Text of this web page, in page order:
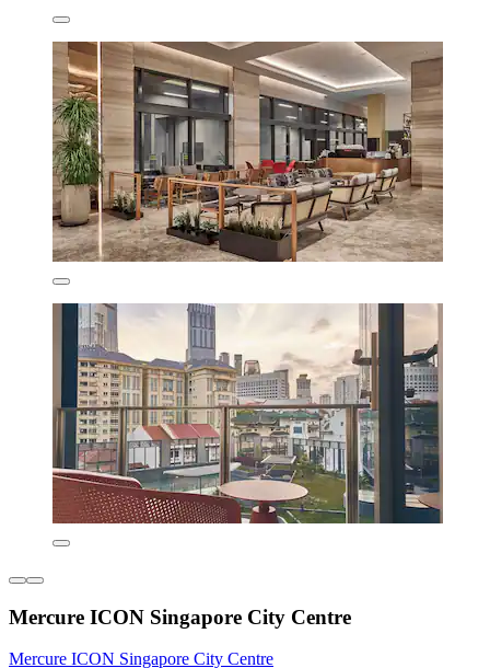
Mercure ICON Singapore City Centre
Mercure ICON Singapore City Centre